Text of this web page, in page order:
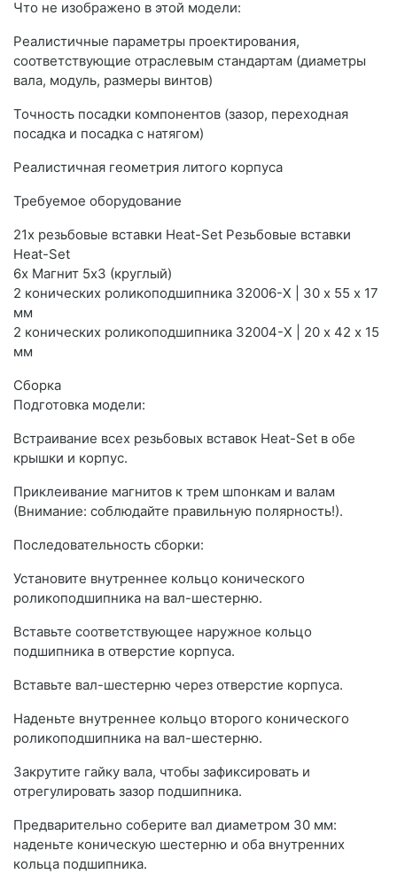
Что не изображено в этой модели:
Реалистичные параметры проектирования,
соответствующие отраслевым стандартам (диаметры
вала, модуль, размеры винтов)
Точность посадки компонентов (зазор, переходная
посадка и посадка с натягом)
Реалистичная геометрия литого корпуса
Требуемое оборудование
21x резьбовые вставки Heat-Set Резьбовые вставки
Heat-Set
6x Магнит 5x3 (круглый)
2 конических роликоподшипника 32006-X | 30 х 55 х 17
мм
2 конических роликоподшипника 32004-X | 20 х 42 х 15
мм
Сборка
Подготовка модели:
Встраивание всех резьбовых вставок Heat-Set в обе
крышки и корпус.
Приклеивание магнитов к трем шпонкам и валам
(Внимание: соблюдайте правильную полярность!).
Последовательность сборки:
Установите внутреннее кольцо конического
роликоподшипника на вал-шестерню.
Вставьте соответствующее наружное кольцо
подшипника в отверстие корпуса.
Вставьте вал-шестерню через отверстие корпуса.
Наденьте внутреннее кольцо второго конического
роликоподшипника на вал-шестерню.
Закрутите гайку вала, чтобы зафиксировать и
отрегулировать зазор подшипника.
Предварительно соберите вал диаметром 30 мм:
наденьте коническую шестерню и оба внутренних
кольца подшипника.